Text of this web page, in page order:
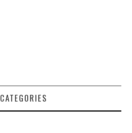
CATEGORIES